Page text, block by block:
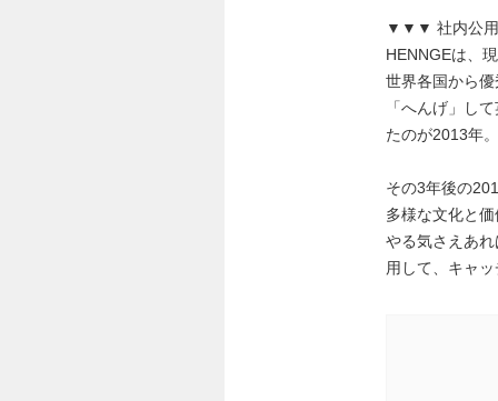
▼▼▼ 社内公用
HENNGEは、
世界各国から
「へんげ」し
たのが2013年。
その3年後の
多様な文化と
やる気さえあ
用して、キャ